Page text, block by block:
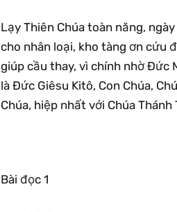
Lạy Thiên Chúa toàn năng,
cho nhân loại, kho tàng ơn cứu
giúp cầu thay, vì chính nhờ Ðức
là Ðức Giêsu Kitô, Con Chúa,
Chúa, hiệp nhất với Chúa
Bài đọc 1